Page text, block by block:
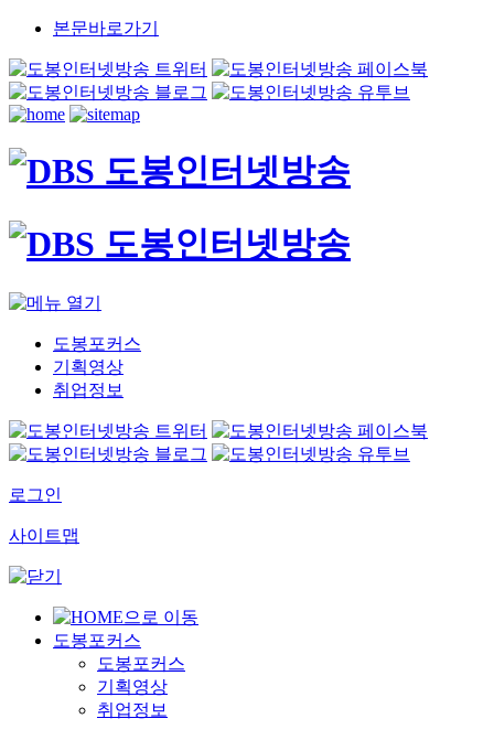
본문바로가기
도봉포커스
기획영상
취업정보
로그인
사이트맵
도봉포커스
도봉포커스
기획영상
취업정보